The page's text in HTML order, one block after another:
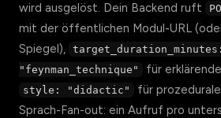
wird ausgelöst. Dein Backend ruft
mit der öffentlichen Modul-URL
Spiegel),
"feynman_technique"
für
style: "didactic"
für
Sprach-Fan-out: ein Aufruf pro